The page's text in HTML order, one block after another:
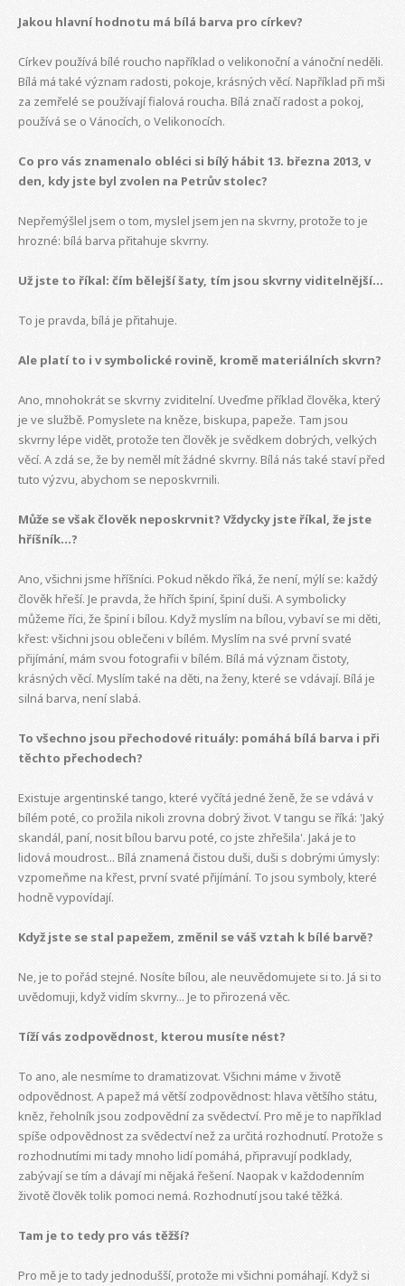
Jakou hlavní hodnotu má bílá barva pro církev?
Církev používá bílé roucho například o velikonoční a vánoční neděli.
Bílá má také význam radosti, pokoje, krásných věcí. Například při mši
za zemřelé se používají fialová roucha. Bílá značí radost a pokoj,
používá se o Vánocích, o Velikonocích.
Co pro vás znamenalo obléci si bílý hábit 13. března 2013, v
den, kdy jste byl zvolen na Petrův stolec?
Nepřemýšlel jsem o tom, myslel jsem jen na skvrny, protože to je
hrozné: bílá barva přitahuje skvrny.
Už jste to říkal: čím bělejší šaty, tím jsou skvrny viditelnější...
To je pravda, bílá je přitahuje.
Ale platí to i v symbolické rovině, kromě materiálních skvrn?
Ano, mnohokrát se skvrny zviditelní. Uveďme příklad člověka, který
je ve službě. Pomyslete na kněze, biskupa, papeže. Tam jsou
skvrny lépe vidět, protože ten člověk je svědkem dobrých, velkých
věcí. A zdá se, že by neměl mít žádné skvrny. Bílá nás také staví před
tuto výzvu, abychom se neposkvrnili.
Může se však člověk neposkrvnit? Vždycky jste říkal, že jste
hříšník...?
Ano, všichni jsme hříšníci. Pokud někdo říká, že není, mýlí se: každý
člověk hřeší. Je pravda, že hřích špiní, špiní duši. A symbolicky
můžeme říci, že špiní i bílou. Když myslím na bílou, vybaví se mi děti,
křest: všichni jsou oblečeni v bílém. Myslím na své první svaté
přijímání, mám svou fotografii v bílém. Bílá má význam čistoty,
krásných věcí. Myslím také na děti, na ženy, které se vdávají. Bílá je
silná barva, není slabá.
To všechno jsou přechodové rituály: pomáhá bílá barva i při
těchto přechodech?
Existuje argentinské tango, které vyčítá jedné ženě, že se vdává v
bílém poté, co prožila nikoli zrovna dobrý život. V tangu se říká: 'Jaký
skandál, paní, nosit bílou barvu poté, co jste zhřešila'. Jaká je to
lidová moudrost... Bílá znamená čistou duši, duši s dobrými úmysly:
vzpomeňme na křest, první svaté přijímání. To jsou symboly, které
hodně vypovídají.
Když jste se stal papežem, změnil se váš vztah k bílé barvě?
Ne, je to pořád stejné. Nosíte bílou, ale neuvědomujete si to. Já si to
uvědomuji, když vidím skvrny... Je to přirozená věc.
Tíží vás zodpovědnost, kterou musíte nést?
To ano, ale nesmíme to dramatizovat. Všichni máme v životě
odpovědnost. A papež má větší zodpovědnost: hlava většího státu,
kněz, řeholník jsou zodpovědní za svědectví. Pro mě je to například
spíše odpovědnost za svědectví než za určitá rozhodnutí. Protože s
rozhodnutími mi tady mnoho lidí pomáhá, připravují podklady,
zabývají se tím a dávají mi nějaká řešení. Naopak v každodenním
životě člověk tolik pomoci nemá. Rozhodnutí jsou také těžká.
Tam je to tedy pro vás těžší?
Pro mě je to tady jednodušší, protože mi všichni pomáhají. Když si